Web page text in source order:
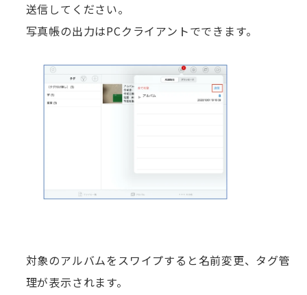
送信してください。
写真帳の出力はPCクライアントでできます。
対象のアルバムをスワイプすると名前変更、タグ管
理が表示されます。